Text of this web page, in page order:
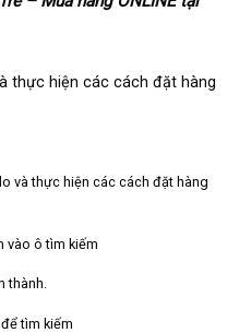
thực hiện các cách đặt hàng
và thực hiện các cách đặt hàng
vào ô tìm kiếm
thành.
tìm kiếm